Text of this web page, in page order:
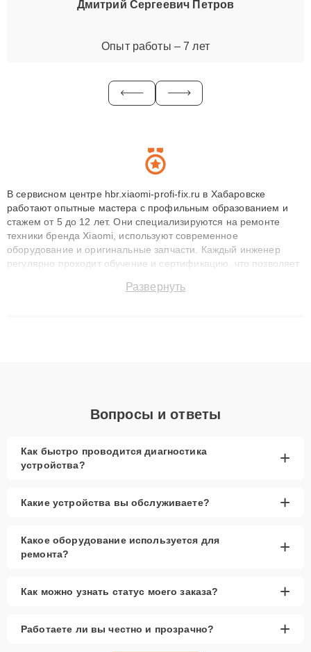
Дмитрий Сергеевич Петров
Опыт работы – 7 лет
В сервисном центре hbr.xiaomi-profi-fix.ru в Хабаровске
работают опытные мастера с профильным образованием и
стажем от 5 до 12 лет. Они специализируются на ремонте
техники бренда Xiaomi, используют современное
оборудование и оригинальные запчасти. Каждый инженер
регулярно проходит обучение и сертификацию, что позволяет
технику с сохранением гарантии до 3 лет. Наши мастера
Развернуть
Вопросы и ответы
Как быстро проводится диагностика
устройства?
+
Какие устройства вы обслуживаете? +
Какое оборудование используется для
ремонта?
+
Как можно узнать статус моего заказа? +
Работаете ли вы честно и прозрачно? +